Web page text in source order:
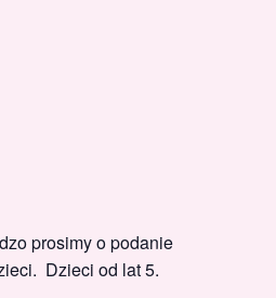
prosimy o podanie
Dzieci od lat 5.